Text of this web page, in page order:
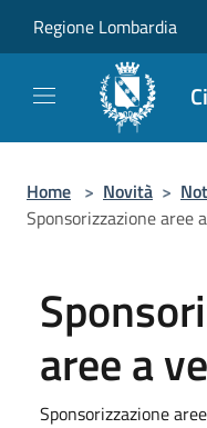
Regione Lombardia
Home > Novità >
Sponsorizzazione aree
aree a
Sponsorizzazione